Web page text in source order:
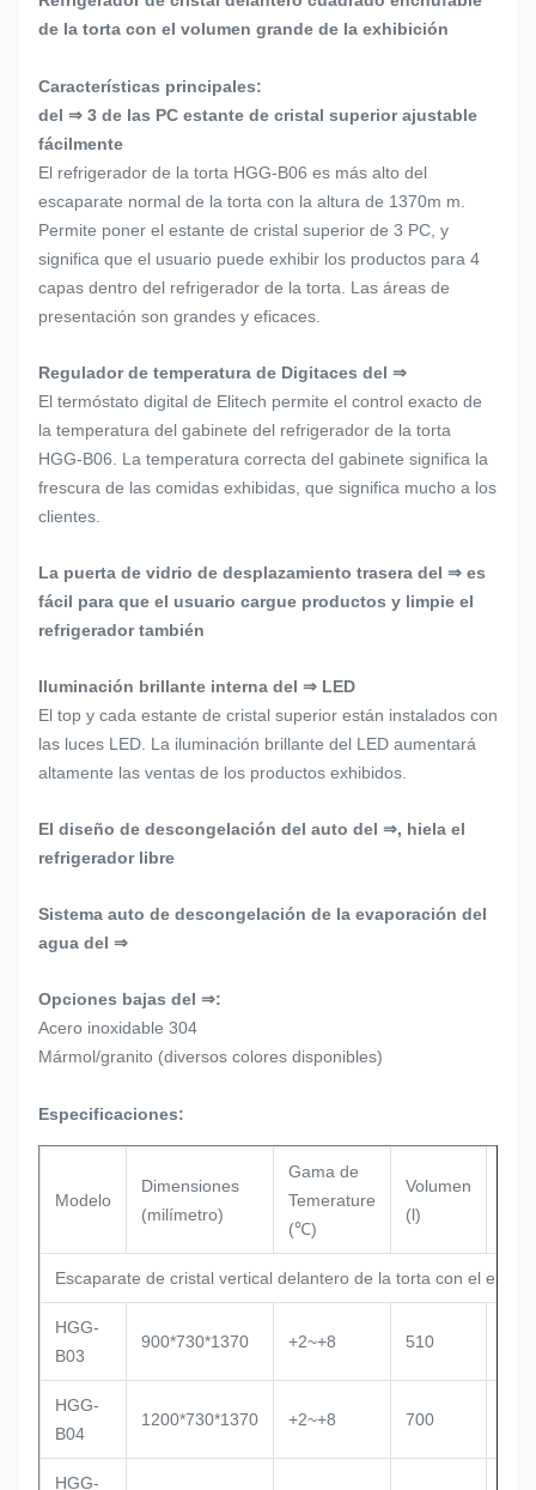
de la torta con el volumen grande de la exhibición
Características principales:
del ⇒ 3 de las PC estante de cristal superior ajustable
fácilmente
El refrigerador de la torta HGG-B06 es más alto del
escaparate normal de la torta con la altura de 1370m m.
Permite poner el estante de cristal superior de 3 PC, y
significa que el usuario puede exhibir los productos para 4
capas dentro del refrigerador de la torta. Las áreas de
presentación son grandes y eficaces.
Regulador de temperatura de Digitaces del ⇒
El termóstato digital de Elitech permite el control exacto de
la temperatura del gabinete del refrigerador de la torta
HGG-B06. La temperatura correcta del gabinete significa la
frescura de las comidas exhibidas, que significa mucho a los
clientes.
La puerta de vidrio de desplazamiento trasera del ⇒ es
fácil para que el usuario cargue productos y limpie el
refrigerador también
Iluminación brillante interna del ⇒ LED
El top y cada estante de cristal superior están instalados con
las luces LED. La iluminación brillante del LED aumentará
altamente las ventas de los productos exhibidos.
El diseño de descongelación del auto del ⇒, hiela el
refrigerador libre
Sistema auto de descongelación de la evaporación del
agua del ⇒
Opciones bajas del ⇒:
Acero inoxidable 304
Mármol/granito (diversos colores disponibles)
Especificaciones:
Modelo
Dimensiones
(milímetro)
Gama de
Temerature
(℃)
Volumen
(l)
Escaparate de cristal vertical delantero de la torta con el
HGG-
B03
900*730*1370 +2~+8 510
HGG-
B04
1200*730*1370 +2~+8 700
HGG-